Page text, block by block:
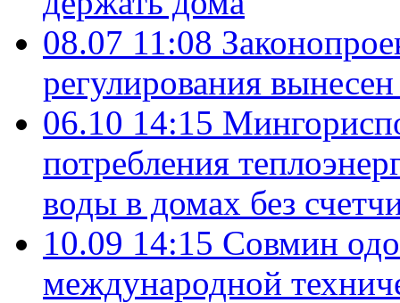
08.07 11:08
регулирования
06.10 14:15
потребления
воды в домах без
10.09 14:15 Совмин
международной